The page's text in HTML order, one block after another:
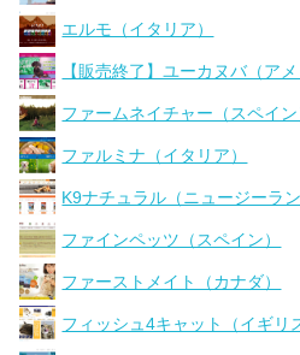
エルモ（イタリア）
【販売終了】ユーカヌバ（アメ
ファームネイチャー（スペイン
ファルミナ（イタリア）
K9ナチュラル（ニュージーラン
ファインペッツ（スペイン）
ファーストメイト（カナダ）
フィッシュ4キャット（イギリ